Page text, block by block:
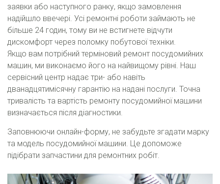
заявки або наступного ранку, якщо замовлення
надійшло ввечері. Усі ремонтні роботи займають не
більше 24 годин, тому ви не встигнете відчути
дискомфорт через поломку побутової техніки.
Якщо вам потрібний терміновий ремонт посудомийних
машин, ми виконаємо його на найвищому рівні. Наш
сервісний центр надає три- або навіть
дванадцятимісячну гарантію на надані послуги. Точна
тривалість та вартість ремонту посудомийної машини
визначається після діагностики.
Заповнюючи онлайн-форму, не забудьте згадати марку
та модель посудомийної машини. Це допоможе
підібрати запчастини для ремонтних робіт.